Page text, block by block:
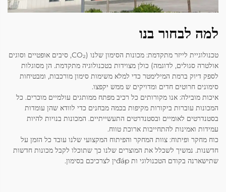
למה לבחור בנו
טכנולוגיית לייזר מתקדמת: מכונות הסימון שלנו (CO₂, סיבים אופטיים וסוגים
אולטרה סגולים, לדוגמה) כולן מצוידות בטכנולוגיה מתקדמת. הן מסוגלות
לספק דיוק ברמת המילימטר כדי למלא משימות סימון מורכבות, ומבטיחות
סימונים חרוטים חדים ומדויקים ש ממש יקפצו.
איכות מובילה: אנו מקורותים כל רכיב מפתח ממותגים עולמיים מוכרים. כל
המכונות עוברות ביקורות מקיפות בכמה מבחנים כדי לוודא שהן עומדות
בסטנדרטים לאומיים ובסטנדרטים התעשייתיים. המכונות בנויות להיות
עמידות ואמינות להתחייבות ארוכת טווח.
כוח מחקר ופיתוח: צוות המחקר והפיתוח המקצועי שלנו עובד כל הזמן על
חדשנות. נמשיך לשכלל את המוצרים שלנו כך שתוכלו לקבל מכונות חדשות
שתישארנה בקודם הטכנולוגי ות đápין לצרכיכם בסימון.